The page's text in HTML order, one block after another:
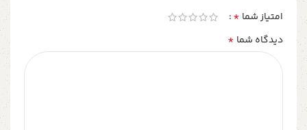
امتیاز شما *
دیدگاه شما *